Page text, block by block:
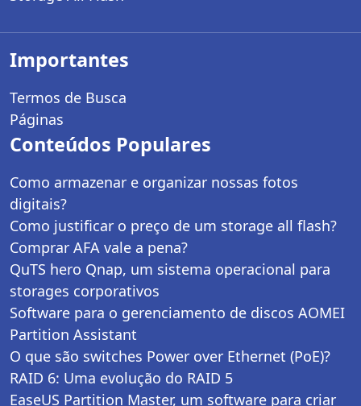
Importantes
Termos de Busca
Páginas
Conteúdos Populares
Como armazenar e organizar nossas fotos
digitais?
Como justificar o preço de um storage all flash?
Comprar AFA vale a pena?
QuTS hero Qnap, um sistema operacional para
storages corporativos
Software para o gerenciamento de discos AOMEI
Partition Assistant
O que são switches Power over Ethernet (PoE)?
RAID 6: Uma evolução do RAID 5
EaseUS Partition Master, um software para criar